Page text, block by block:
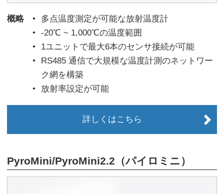
概略
多点温度測定が可能な放射温度計
-20℃ ~ 1,000℃の温度範囲
1ユニットで最大6本のセンサ接続が可能
RS485 通信で大規模な温度計測のネットワー
ク網を構築
放射率設定が可能
詳しくはこちら
PyroMini/PyroMini2.2（パイロミニ）